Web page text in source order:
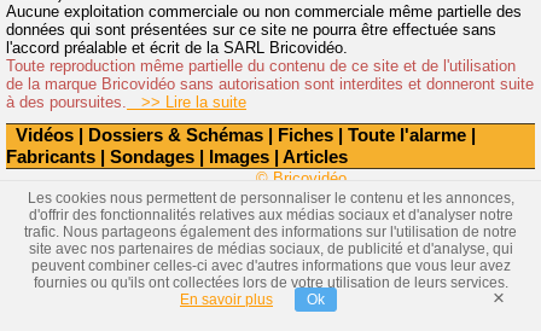
Vidéos | Dossiers & Schémas | Fiches | Toute l'alarme |
Fabricants | Sondages | Images | Articles
Aucune exploitation commerciale ou non commerciale même partielle des
données qui sont présentées sur ce site ne pourra être effectuée sans
l'accord préalable et écrit de la SARL Bricovidéo.
Toute reproduction même partielle du contenu de ce site et de l'utilisation
de la marque Bricovidéo sans autorisation sont interdites et donneront suite
à des poursuites.
>> Lire la suite
© Bricovidéo
Les cookies nous permettent de personnaliser le contenu et les annonces,
d'offrir des fonctionnalités relatives aux médias sociaux et d'analyser notre
trafic. Nous partageons également des informations sur l'utilisation de notre
site avec nos partenaires de médias sociaux, de publicité et d'analyse, qui
peuvent combiner celles-ci avec d'autres informations que vous leur avez
fournies ou qu'ils ont collectées lors de votre utilisation de leurs services.
En savoir plus
Ok ×